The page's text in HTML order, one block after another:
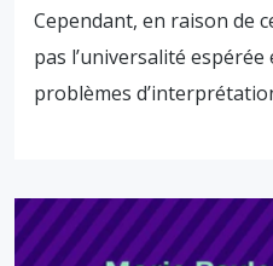
Cependant, en raison de
pas l’universalité
problèmes